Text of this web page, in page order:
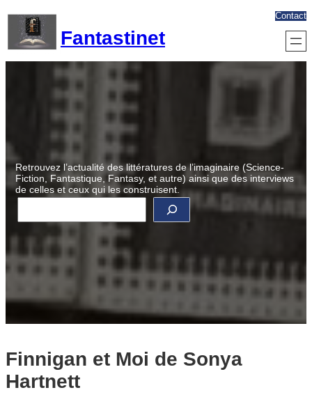
contenu
Fantastinet
Contact
Retrouvez l’actualité des littératures de l’imaginaire (Science-
Fiction, Fantastique, Fantasy, et autre) ainsi que des interviews
de celles et ceux qui les construisent.
R
c
h
r
c
r
Finnigan et Moi de Sonya
Hartnett